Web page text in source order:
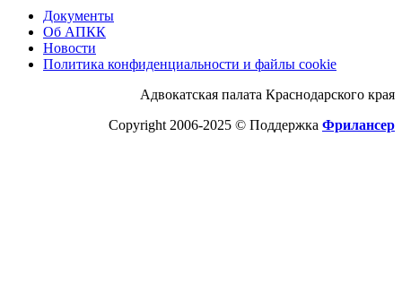
Документы
Об АПКК
Новости
Политика конфиденциальности и файлы cookie
Адвокатская палата Краснодарского края
Copyright 2006-2025 © Поддержка Фрилансер